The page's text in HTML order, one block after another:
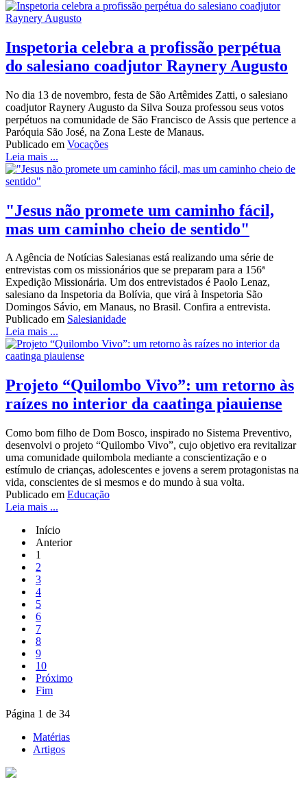
Inspetoria celebra a profissão perpétua
do salesiano coadjutor Raynery Augusto
No dia 13 de novembro, festa de São Artêmides Zatti, o salesiano
coadjutor Raynery Augusto da Silva Souza professou seus votos
perpétuos na comunidade de São Francisco de Assis que pertence a
Paróquia São José, na Zona Leste de Manaus.
Publicado em Vocações
Leia mais ...
"Jesus não promete um caminho fácil,
mas um caminho cheio de sentido"
A Agência de Notícias Salesianas está realizando uma série de
entrevistas com os missionários que se preparam para a 156ª
Expedição Missionária. Um dos entrevistados é Paolo Lenaz,
salesiano da Inspetoria da Bolívia, que virá à Inspetoria São
Domingos Sávio, em Manaus, no Brasil. Confira a entrevista.
Publicado em Salesianidade
Leia mais ...
Projeto “Quilombo Vivo”: um retorno às
raízes no interior da caatinga piauiense
Como bom filho de Dom Bosco, inspirado no Sistema Preventivo,
desenvolvi o projeto “Quilombo Vivo”, cujo objetivo era revitalizar
uma comunidade quilombola mediante a conscientização e o
estímulo de crianças, adolescentes e jovens a serem protagonistas na
vida, conscientes de si mesmos e do mundo à sua volta.
Publicado em Educação
Leia mais ...
Início
Anterior
1
2
3
4
5
6
7
8
9
10
Próximo
Fim
Página 1 de 34
Matérias
Artigos